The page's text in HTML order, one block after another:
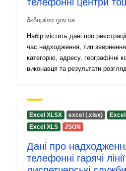
δεδομένα.gov.ua
Набір містить дані про
час надходження, тип
категорію, адресу, географічні
виконавця та результати
Excel XLSX excel (.xlsx)
Excel XLS
JSON
Дані про
телефонні гарячі